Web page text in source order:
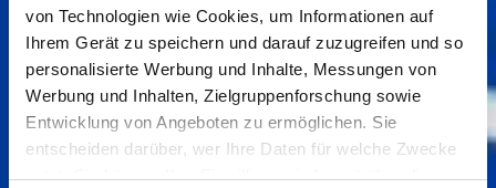
von Technologien wie Cookies, um Informationen auf
Ihrem Gerät zu speichern und darauf zuzugreifen und so
personalisierte Werbung und Inhalte, Messungen von
Werbung und Inhalten, Zielgruppenforschung sowie
Entwicklung von Angeboten zu ermöglichen. Sie
entscheiden darüber, wer Ihre Daten für welche Zwecke
nutzt. Sie können Ihre Einwilligung jederzeit über die